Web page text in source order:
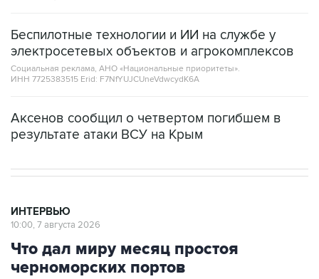
Беспилотные технологии и ИИ на службе у
электросетевых объектов и агрокомплексов
Социальная реклама, АНО «Национальные приоритеты».
ИНН 7725383515 Erid: F7NfYUJCUneVdwcydK6A
Аксенов сообщил о четвертом погибшем в
результате атаки ВСУ на Крым
ИНТЕРВЬЮ
10:00, 7 августа 2026
Что дал миру месяц простоя
черноморских портов